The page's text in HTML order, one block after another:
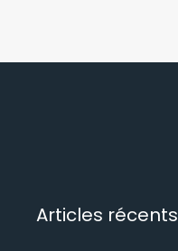
Articles récents